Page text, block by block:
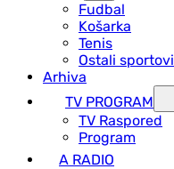
Fudbal
Košarka
Tenis
Ostali sportovi
Arhiva
TV PROGRAM
ТV Raspored
Program
A RADIO